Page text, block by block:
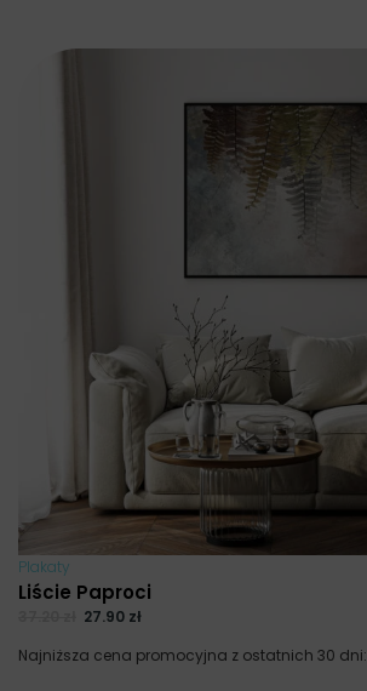
Plakaty
Liście Paproci
27.90 zł
Najniższa cena promocyjna z ostatnich 30 dni: